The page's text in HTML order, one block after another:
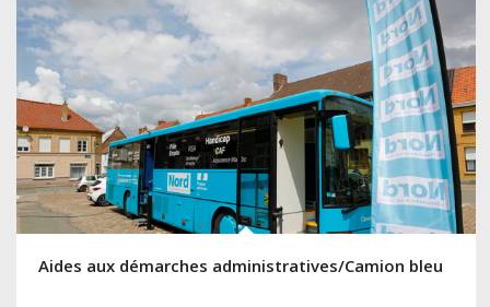
Aides aux démarches administratives/Camion bleu